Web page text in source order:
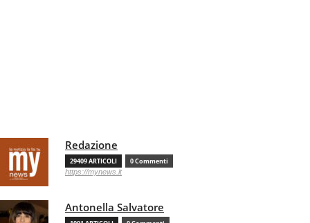
Redazione
29409 ARTICOLI 0 Commenti
https://mynews.it
Antonella Salvatore